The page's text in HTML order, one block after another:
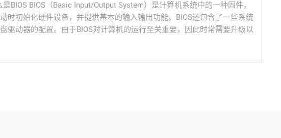
是BIOS BIOS（Basic Input/Output System）是计算机系统中的一种固件，
时初始化硬件设备，并提供基本的输入输出功能。BIOS还包含了一些系统
驱动器的配置。由于BIOS对计算机的运行至关重要，因此时常需要升级以